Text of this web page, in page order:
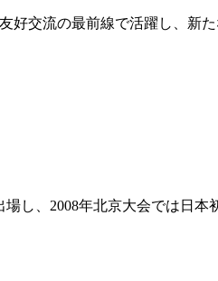
交流の最前線で活躍し、新
し、2008年北京大会では日本